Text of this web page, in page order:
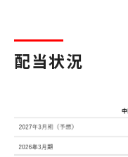
配当状況